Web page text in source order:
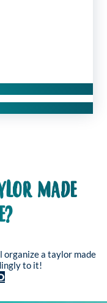
MADE
organize a taylor made
to it!